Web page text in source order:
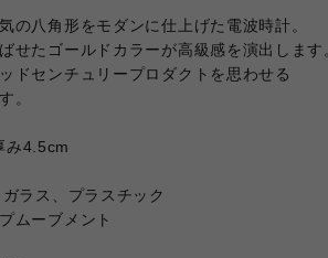
の八角形をモダンに仕上げた電波時計。
せたゴールドカラーが高級感を演出します
ドセンチュリープロダクトを思わせる
。
み4.5cm
ラス、プラスチック
ムーブメント